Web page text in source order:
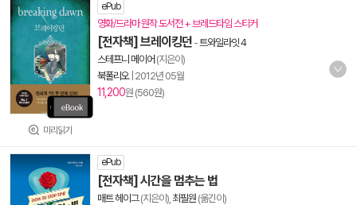
미리읽기
ePub
영화/드라마 원작 도서전 + 브레드타임 스티커
[전자책] 브레이킹던 -트와일라잇 4
스테프니 메이어 (지은이)
북폴리오| 2012년 05월
11,200원 (560원)
ePub
[전자책] 시간을 멈추는 법
매트 헤이그(지은이), 최필원 (옮긴이)